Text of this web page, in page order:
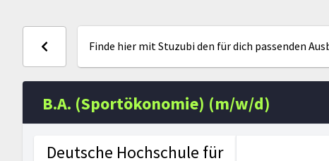
Finde hier mit Stuzubi den für dich passenden
B.A. (Sportökonomie) (m/w/d)
Deutsche Hochschule für